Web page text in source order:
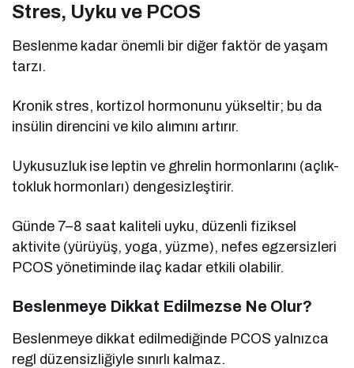
Stres, Uyku ve PCOS
Beslenme kadar önemli bir diğer faktör de yaşam
tarzı.
Kronik stres, kortizol hormonunu yükseltir; bu da
insülin direncini ve kilo alımını artırır.
Uykusuzluk ise leptin ve ghrelin hormonlarını (açlık-
tokluk hormonları) dengesizleştirir.
Günde 7–8 saat kaliteli uyku, düzenli fiziksel
aktivite (yürüyüş, yoga, yüzme), nefes egzersizleri
PCOS yönetiminde ilaç kadar etkili olabilir.
Beslenmeye Dikkat Edilmezse Ne Olur?
Beslenmeye dikkat edilmediğinde PCOS yalnızca
regl düzensizliğiyle sınırlı kalmaz.